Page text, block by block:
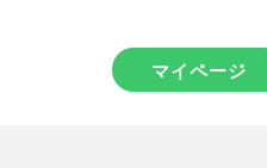
マイページ